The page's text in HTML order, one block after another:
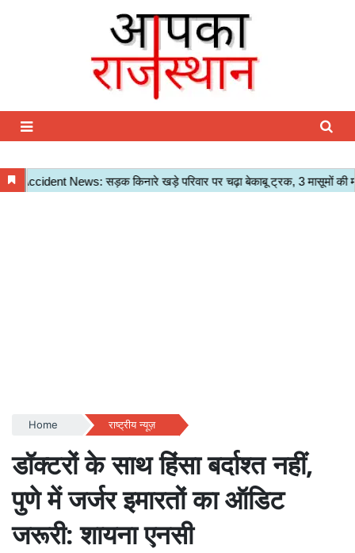
Home राष्ट्रीय न्यूज़
डॉक्टरों के साथ हिंसा बर्दाश्त नहीं,
पुणे में जर्जर इमारतों का ऑडिट
जरूरी: शायना एनसी